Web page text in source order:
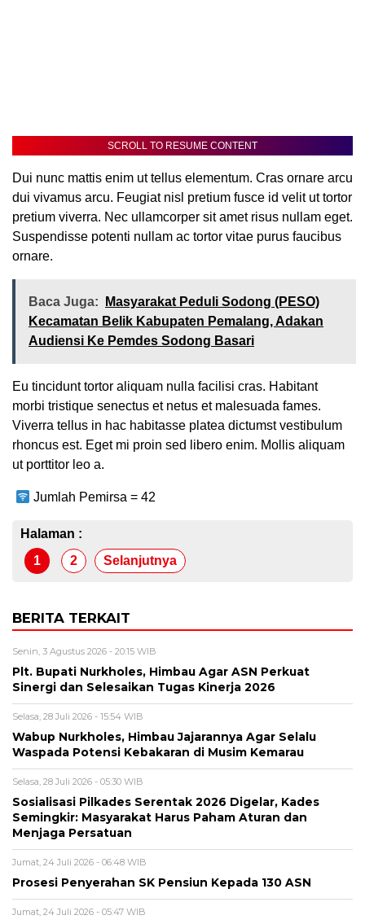
SCROLL TO RESUME CONTENT
Dui nunc mattis enim ut tellus elementum. Cras ornare arcu
dui vivamus arcu. Feugiat nisl pretium fusce id velit ut tortor
pretium viverra. Nec ullamcorper sit amet risus nullam eget.
Suspendisse potenti nullam ac tortor vitae purus faucibus
ornare.
Baca Juga:
Masyarakat Peduli Sodong (PESO)
Kecamatan Belik Kabupaten Pemalang, Adakan
Audiensi Ke Pemdes Sodong Basari
Eu tincidunt tortor aliquam nulla facilisi cras. Habitant
morbi tristique senectus et netus et malesuada fames.
Viverra tellus in hac habitasse platea dictumst vestibulum
rhoncus est. Eget mi proin sed libero enim. Mollis aliquam
ut porttitor leo a.
Jumlah Pemirsa = 42
Halaman :
1
2 Selanjutnya
BERITA TERKAIT
Senin, 3 Agustus 2026 - 20:15 WIB
Plt. Bupati Nurkholes, Himbau Agar ASN Perkuat
Sinergi dan Selesaikan Tugas Kinerja 2026
Selasa, 28 Juli 2026 - 15:54 WIB
Wabup Nurkholes, Himbau Jajarannya Agar Selalu
Waspada Potensi Kebakaran di Musim Kemarau
Selasa, 28 Juli 2026 - 05:30 WIB
Sosialisasi Pilkades Serentak 2026 Digelar, Kades
Semingkir: Masyarakat Harus Paham Aturan dan
Menjaga Persatuan
Jumat, 24 Juli 2026 - 06:48 WIB
Prosesi Penyerahan SK Pensiun Kepada 130 ASN
Jumat, 24 Juli 2026 - 05:47 WIB